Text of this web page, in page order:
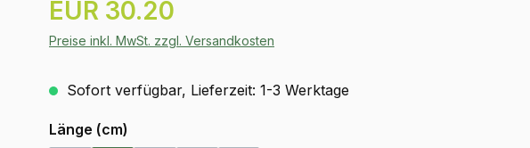
EUR 30.20
Preise inkl. MwSt. zzgl. Versandkosten
Sofort verfügbar, Lieferzeit: 1-3 Werktage
Länge (cm)